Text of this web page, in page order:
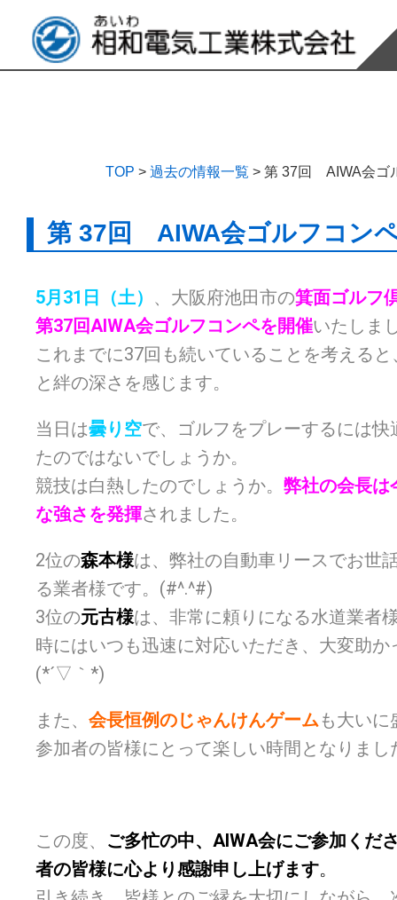
TOP > 過去の情報一覧 > 第 37回 AIWA会ゴ
第 37回 AIWA会ゴルフコン
5月31日（土） 、大阪府池田市の箕面ゴルフ
第37回AIWA会ゴルフコンペを開催いたしま
これまでに37回も続いていることを考える
と絆の深さを感じます。
当日は曇り空で、ゴルフをプレーするには快
たのではないでしょうか。
競技は白熱したのでしょうか。 弊社の会長は
な強さを発揮されました。
2位の森本様は、弊社の自動車リースでお世
る業者様です。(#^.^#)
3位の元古様は、非常に頼りになる水道業者
時にはいつも迅速に対応いただき、大変助か
(*´▽｀*)
また、 会長恒例のじゃんけんゲームも大い
参加者の皆様にとって楽しい時間となりまし
この度、 ご多忙の中、AIWA会にご参加くだ
者の皆様に心より感謝申し上げます。